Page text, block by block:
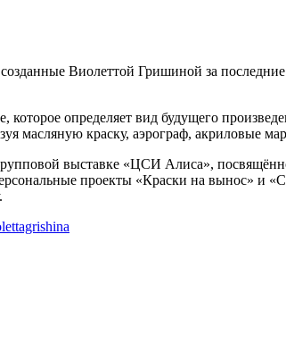
Виолеттой Гришиной за
определяет вид будущего
масляную краску, аэрограф, акриловые
выставке «ЦСИ Алиса»,
проекты «Краски на вынос» и